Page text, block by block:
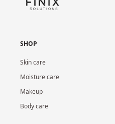
SHOP
Skin care
Moisture care
Makeup
Body care